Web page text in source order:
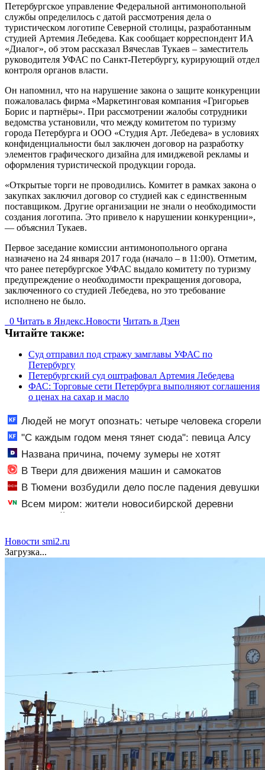
Петербургское управление Федеральной антимонопольной
службы определилось с датой рассмотрения дела о
туристическом логотипе Северной столицы, разработанным
студией Артемия Лебедева. Как сообщает корреспондент ИА
«Диалог», об этом рассказал Вячеслав Тукаев – заместитель
руководителя УФАС по Санкт-Петербургу, курирующий отдел
контроля органов власти.
Он напомнил, что на нарушение закона о защите конкуренции
пожаловалась фирма «Маркетинговая компания «Григорьев
Борис и партнёры». При рассмотрении жалобы сотрудники
ведомства установили, что между комитетом по туризму
города Петербурга и ООО «Студия Арт. Лебедева» в условиях
конфиденциальности был заключен договор на разработку
элементов графического дизайна для имиджевой рекламы и
оформления туристической продукции города.
«Открытые торги не проводились. Комитет в рамках закона о
закупках заключил договор со студией как с единственным
поставщиком. Другие организации не знали о необходимости
создания логотипа. Это привело к нарушении конкуренции»,
— объяснил Тукаев.
Первое заседание комиссии антимонопольного органа
назначено на 24 января 2017 года (начало – в 11:00). Отметим,
что ранее петербургское УФАС выдало комитету по туризму
предупреждение о необходимости прекращения договора,
заключенного со студией Лебедева, но это требование
исполнено не было.
0 Читать в Яндекс.Новости Читать в Дзен
Читайте также:
Суд отправил под стражу замглавы УФАС по
Петербургу
Петербургский суд оштрафовал Артемия Лебедева
ФАС: Торговые сети Петербурга выполняют соглашения
о ценах на сахар и масло
Людей не могут опознать: четыре человека сгорели
заживо в страшном ДТП на трассе 07/08/2026 –
Новости
"С каждым годом меня тянет сюда": певица Алсу
приехала в татарскую деревню, где прошло ее
детство 07/08/2026 – Новости
Названа причина, почему зумеры не хотят
работать
В Твери для движения машин и самокатов
закрывают 3 улицы
В Тюмени возбудили дело после падения девушки
с аттракциона
Всем миром: жители новосибирской деревни
помогли найти пропавшего мальчика
Новости smi2.ru
Загрузка...